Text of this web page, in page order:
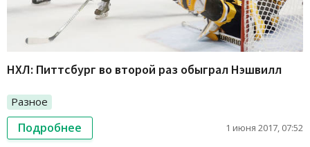
НХЛ: Питтсбург во второй раз обыграл Нэшвилл
Разное
Подробнее 1 июня 2017, 07:52